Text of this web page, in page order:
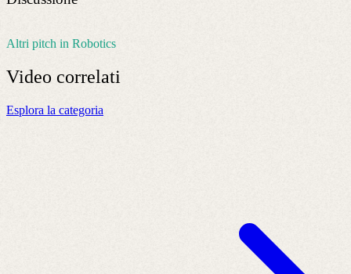
Altri pitch in Robotics
Video correlati
Esplora la categoria